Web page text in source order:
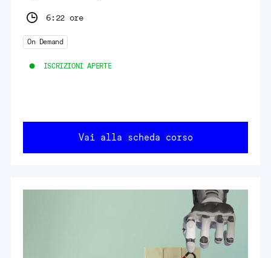
6:22 ore
On Demand
ISCRIZIONI APERTE
Vai alla scheda corso